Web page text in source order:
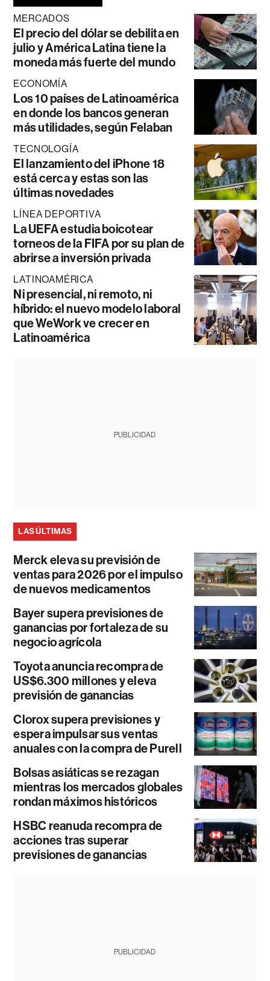
MERCADOS
El precio del dólar se debilita en
julio y América Latina tiene la
moneda más fuerte del mundo
ECONOMÍA
Los 10 países de Latinoamérica
en donde los bancos generan
más utilidades, según Felaban
TECNOLOGÍA
El lanzamiento del iPhone 18
está cerca y estas son las
últimas novedades
LÍNEA DEPORTIVA
La UEFA estudia boicotear
torneos de la FIFA por su plan de
abrirse a inversión privada
LATINOAMÉRICA
Ni presencial, ni remoto, ni
híbrido: el nuevo modelo laboral
que WeWork ve crecer en
Latinoamérica
PUBLICIDAD
LAS ÚLTIMAS
Merck eleva su previsión de
ventas para 2026 por el impulso
de nuevos medicamentos
Bayer supera previsiones de
ganancias por fortaleza de su
negocio agrícola
Toyota anuncia recompra de
US$6.300 millones y eleva
previsión de ganancias
Clorox supera previsiones y
espera impulsar sus ventas
anuales con la compra de Purell
Bolsas asiáticas se rezagan
mientras los mercados globales
rondan máximos históricos
HSBC reanuda recompra de
acciones tras superar
previsiones de ganancias
PUBLICIDAD